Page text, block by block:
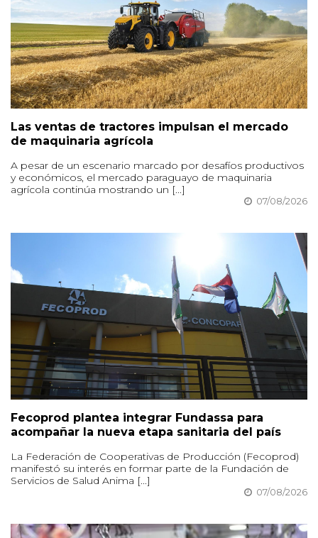
Las ventas de tractores impulsan el mercado
de maquinaria agrícola
A pesar de un escenario marcado por desafíos productivos
y económicos, el mercado paraguayo de maquinaria
agrícola continúa mostrando un [...]
07/08/2026
Fecoprod plantea integrar Fundassa para
acompañar la nueva etapa sanitaria del país
La Federación de Cooperativas de Producción (Fecoprod)
manifestó su interés en formar parte de la Fundación de
Servicios de Salud Anima [...]
07/08/2026